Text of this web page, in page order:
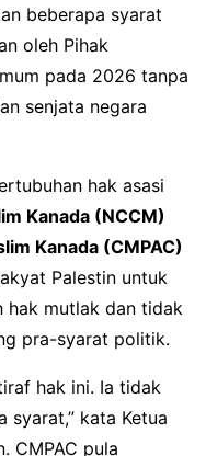
beberapa syarat
oleh Pihak
pada 2026 tanpa
senjata negara
hak asasi
Kanada (NCCM)
Kanada (CMPAC)
Palestin untuk
hak mutlak dan tidak
pra-syarat politik.
hak ini. Ia tidak
kata Ketua
CMPAC pula